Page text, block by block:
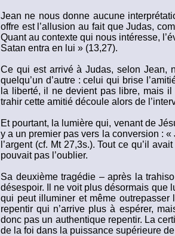
Jean ne nous donne aucune
offre est l’allusion au fait que Judas,
Quant au contexte qui nous intéresse,
Satan entra en lui » (13,27).
Ce qui est arrivé à Judas, selon Jean,
quelqu’un d’autre : celui qui brise
la liberté, il ne devient pas libre, mais
trahir cette amitié découle alors de
Et pourtant, la lumière qui, venant de
y a un premier pas vers la conversion :
l’argent (cf. Mt 27,3s.). Tout ce qu’il
pouvait pas l’oublier.
Sa deuxième tragédie – après la
désespoir. Il ne voit plus désormais que
qui peut illuminer et même
repentir qui n’arrive plus à espérer,
donc pas un authentique repentir. La
de la foi dans la puissance supérieure